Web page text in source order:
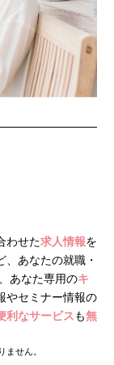
わせた求人情報を
、あなたの就職・
あなた専用のキ
やセミナー情報の
利なサービスも無
せん。